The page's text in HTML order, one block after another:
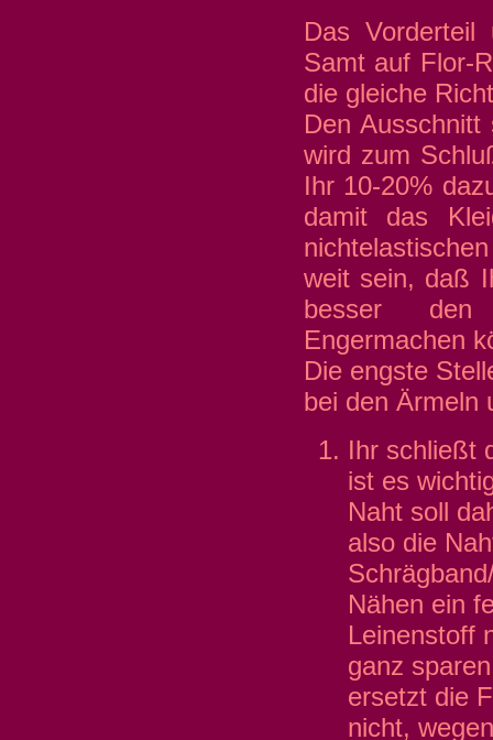
Das
Samt auf Flor-
die gleiche
Den
wird zum
Ihr 10-20%
damit das
weit sein, daß
besser den
Engermachen
Die engste
bei den Ärmeln
Ihr schließt
ist es
Naht soll
also die
Nähen ein
Leinenstoff
ganz
ersetzt die
nicht,